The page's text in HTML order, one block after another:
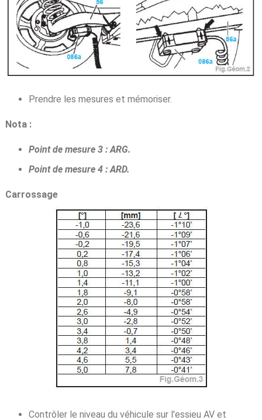
Prendre les mesures et mémoriser.
Nota :
Point de mesure 3 : ARG.
Point de mesure 4 : ARD.
Carrossage
Contrôler le niveau du véhicule sur l'essieu AV et